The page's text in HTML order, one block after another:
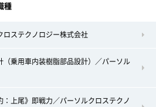
種
ロステクノロジー株式会社
（乗用車内装樹脂部品設計）／パーソル
：上尾》即戦力／パーソルクロステクノ